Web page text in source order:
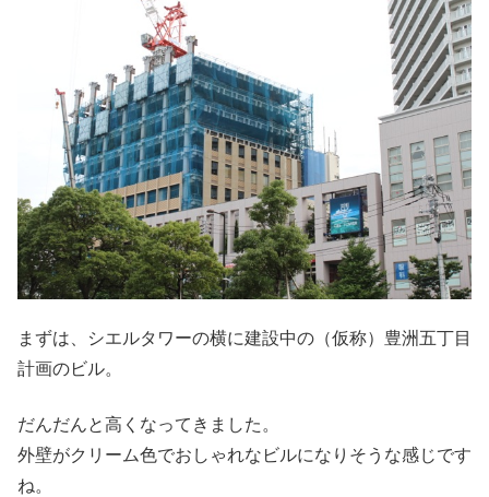
まずは、シエルタワーの横に建設中の（仮称）豊洲五丁目
計画のビル。
だんだんと高くなってきました。
外壁がクリーム色でおしゃれなビルになりそうな感じです
ね。